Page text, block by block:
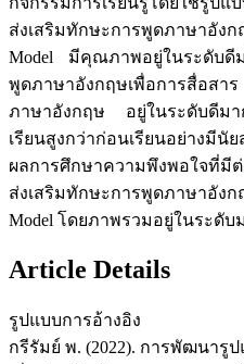
ส่งเสริมทักษะการพูดภาษาอัง
Model มีคุณภาพอยู่ในระดับดี
พูดภาษาอังกฤษเพื่อการสื่อสา
ภาษาอังกฤษ อยู่ในระดับดีม
เรียนสูงกว่าก่อนเรียนอย่างมี
ผลการศึกษาความพึงพอใจที่มีต่
ส่งเสริมทักษะการพูดภาษาอัง
Model โดยภาพรวมอยู่ในระดับ
Article Details
รูปแบบการอ้างอิง
กรีรัมย์ พ. (2022). การพัฒนารู